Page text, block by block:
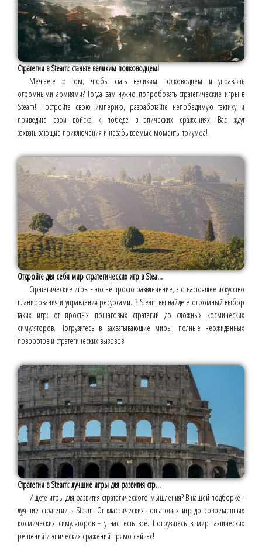
Стратегии в Steam: станьте великим полководцем!
Мечтаете о том, чтобы стать великим полководцем и управлять
огромными армиями? Тогда вам нужно попробовать стратегические игры в
Steam! Постройте свою империю, разработайте непобедимую тактику и
приведите свои войска к победе в эпических сражениях. Вас ждут
захватывающие приключения и незабываемые моменты триумфа!
Откройте для себя мир стратегических игр в Stea...
Стратегические игры - это не просто развлечение, это настоящее искусство
планирования и управления ресурсами. В Steam вы найдёте огромный выбор
таких игр: от простых пошаговых стратегий до сложных космических
симуляторов. Погрузитесь в захватывающие миры, полные неожиданных
поворотов и стратегических вызовов!
Стратегии в Steam: лучшие игры для развития стр...
Ищете игры для развития стратегического мышления? В нашей подборке -
лучшие стратегии в Steam! От классических пошаговых игр до современных
космических симуляторов - у нас есть всё. Погрузитесь в мир тактических
решений и эпических сражений прямо сейчас!